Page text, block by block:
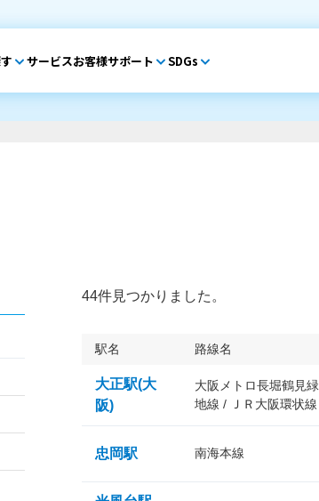
サービスお客様サポート SDGs
44件見つかりました。
駅名 路線名
大正駅(大
阪)
大阪メトロ長堀鶴見緑
地線 / ＪＲ大阪環状線
忠岡駅 南海本線